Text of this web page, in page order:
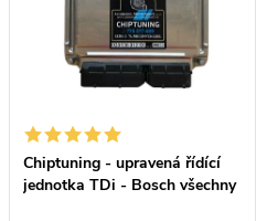
Chiptuning - upravená řídící
jednotka TDi - Bosch všechny